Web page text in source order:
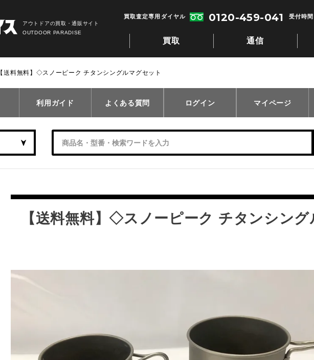
アウトドアの買取・通販サイト
OUTDOOR PARADISE
買取 通信
買取査定専用ダイヤル 0120-459-041 受付時
【送料無料】◇スノーピーク チタンシングルマグセット
利用ガイド よくある質問 ログイン マイページ
【送料無料】◇スノーピーク チタンシング